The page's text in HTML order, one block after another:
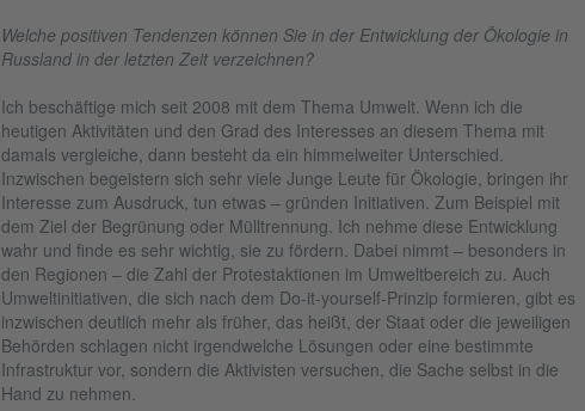
Welche positiven Tendenzen können Sie in der Entwicklung der Ökologie in
Russland in der letzten Zeit verzeichnen?
Ich beschäftige mich seit 2008 mit dem Thema Umwelt. Wenn ich die
heutigen Aktivitäten und den Grad des Interesses an diesem Thema mit
damals vergleiche, dann besteht da ein himmelweiter Unterschied.
Inzwischen begeistern sich sehr viele Junge Leute für Ökologie, bringen ihr
Interesse zum Ausdruck, tun etwas – gründen Initiativen. Zum Beispiel mit
dem Ziel der Begrünung oder Mülltrennung. Ich nehme diese Entwicklung
wahr und finde es sehr wichtig, sie zu fördern. Dabei nimmt – besonders in
den Regionen – die Zahl der Protestaktionen im Umweltbereich zu. Auch
Umweltinitiativen, die sich nach dem Do-it-yourself-Prinzip formieren, gibt es
inzwischen deutlich mehr als früher, das heißt, der Staat oder die jeweiligen
Behörden schlagen nicht irgendwelche Lösungen oder eine bestimmte
Infrastruktur vor, sondern die Aktivisten versuchen, die Sache selbst in die
Hand zu nehmen.